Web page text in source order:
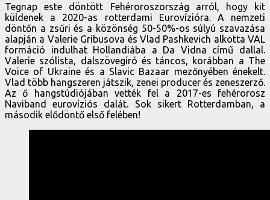
Tegnap este döntött Fehéroroszország arról, hogy kit
küldenek a 2020-as rotterdami Eurovízióra. A nemzeti
döntőn a zsűri és a közönség 50-50%-os súlyú szavazása
alapján a Valerie Gribusova és Vlad Pashkevich alkotta VAL
formáció indulhat Hollandiába a Da Vidna című dallal.
Valerie szólista, dalszövegíró és táncos, korábban a The
Voice of Ukraine és a Slavic Bazaar mezőnyében énekelt.
Vlad több hangszeren játszik, zenei producer és zeneszerző.
Az ő hangstúdiójában vették fel a 2017-es fehérorosz
Naviband eurovíziós dalát. Sok sikert Rotterdamban, a
második elődöntő első felében!